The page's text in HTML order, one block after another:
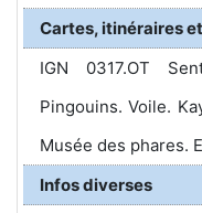
Cartes, itinéraires
IGN 0317.OT
Pingouins. Voile.
Musée des phares.
Infos diverses